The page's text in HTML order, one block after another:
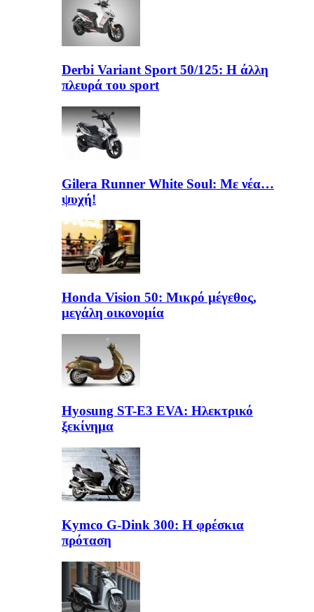
Derbi Variant Sport 50/125: Η άλλη
πλευρά του sport
Gilera Runner White Soul: Με νέα…
ψυχή!
Honda Vision 50: Μικρό μέγεθος,
μεγάλη οικονομία
Hyosung ST-E3 EVA: Ηλεκτρικό
ξεκίνημα
Kymco G-Dink 300: Η φρέσκια
πρόταση